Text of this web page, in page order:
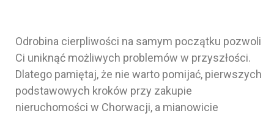
Odrobina cierpliwości na samym początku pozwoli
Ci uniknąć możliwych problemów w przyszłości.
Dlatego pamiętaj, że nie warto pomijać, pierwszych
podstawowych kroków przy zakupie
nieruchomości w Chorwacji, a mianowicie